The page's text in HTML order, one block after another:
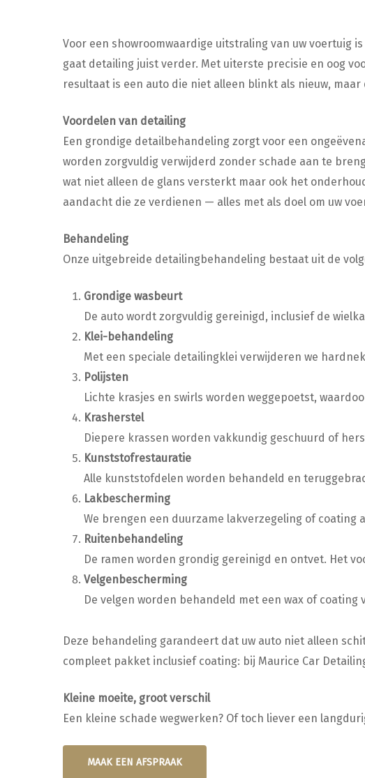
Voor een showroomwaardige uitstraling van uw voertuig
gaat detailing juist verder. Met uiterste precisie en oog
resultaat is een auto die niet alleen blinkt als nieuw,
Voordelen van detailing
Een grondige detailbehandeling zorgt voor een
worden zorgvuldig verwijderd zonder schade aan te
wat niet alleen de glans versterkt maar ook het
aandacht die ze verdienen — alles met als doel om uw
Behandeling
Onze uitgebreide detailingbehandeling bestaat uit de
Grondige wasbeurt
De auto wordt zorgvuldig gereinigd, inclusief de
Klei-behandeling
Met een speciale detailingklei verwijderen we
Polijsten
Lichte krasjes en swirls worden weggepoetst,
Krasherstel
Diepere krassen worden vakkundig geschuurd of
Kunststofrestauratie
Alle kunststofdelen worden behandeld en
Lakbescherming
We brengen een duurzame lakverzegeling of
Ruitenbehandeling
De ramen worden grondig gereinigd en ontvet. Het
Velgenbescherming
De velgen worden behandeld met een wax of
Deze behandeling garandeert dat uw auto niet alleen
compleet pakket inclusief coating: bij Maurice Car
Kleine moeite, groot verschil
Een kleine schade wegwerken? Of toch liever een
MAAK EEN AFSPRAAK